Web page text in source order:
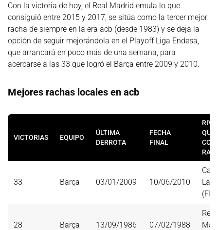
Con la victoria de hoy, el Real Madrid emula lo que
consiguió entre 2015 y 2017, se sitúa como la tercer mejor
racha de siempre en la era acb (desde 1983) y se deja la
opción de seguir mejorándola en el Playoff Liga Endesa,
que arrancará en poco más de una semana, para
acercarse a las 33 que logró el Barça entre 2009 y 2010.
Mejores rachas locales en acb
VICTORIAS EQUIPO
ÚLTIMA
DERROTA
FECHA
FINAL
QUE
33 Barça 03/01/2009 10/06/2010
Caja
28 Barça 13/09/1986 07/02/1988
Real